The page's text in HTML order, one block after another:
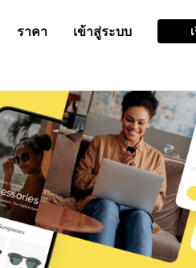
ราคา เข้าสู่ระบบ